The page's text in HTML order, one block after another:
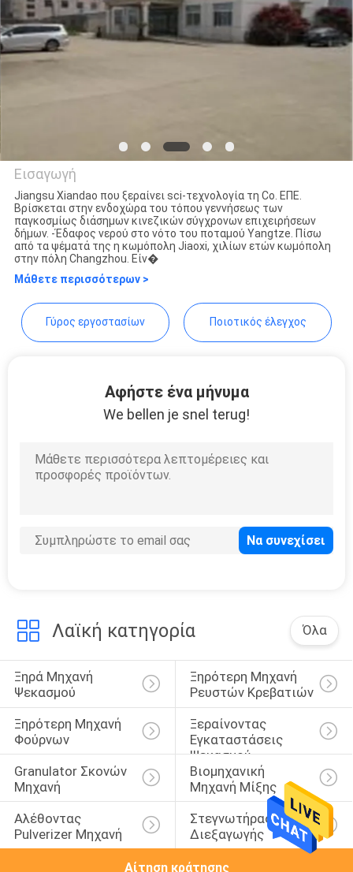
ΝΈΑ
ΖΗΤΉΣΤΕ
ΈΝΑ
ΑΠΌΣΠΑΣΜΑ
SITEMAP
PRIVACY
POLICY
Jiangsu XIANDAO Drying
Technology Co., Ltd.
Εισαγωγή
Jiangsu Xiandao που ξεραίνει sci-τεχνολογία τη Co. ΕΠΕ.
Βρίσκεται στην ενδοχώρα του τόπου γεννήσεως των
παγκοσμίως διάσημων κινεζικών σύγχρονων επιχειρήσεων
δήμων. -Έδαφος νερού στο νότο του ποταμού Yangtze. Πίσω
από τα ψέματά της η κωμόπολη Jiaoxi, χιλίων ετών κωμόπολη
στην πόλη Changzhou. Είν�
Μάθετε περισσότερων >
Γύρος εργοστασίων Ποιοτικός έλεγχος
Αφήστε ένα μήνυμα
We bellen je snel terug!
Λαϊκή κατηγορία Όλα
Ξηρά Μηχανή
Ψεκασμού
Ξηρότερη Μηχανή
Ρευστών Κρεβατιών
Ξηρότερη Μηχανή
Φούρνων
Ξεραίνοντας
Εγκαταστάσεις
Ψεκασμού
Granulator Σκονών
Μηχανή
Βιομηχανική
Μηχανή Μίξης
Αλέθοντας
Pulverizer Μηχανή
Στεγνωτήρας
Διεξαγωγής
Αίτηση κράτησης